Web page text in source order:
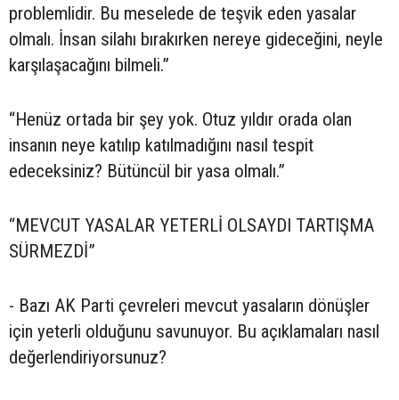
problemlidir. Bu meselede de teşvik eden yasalar
olmalı. İnsan silahı bırakırken nereye gideceğini, neyle
karşılaşacağını bilmeli.”
“Henüz ortada bir şey yok. Otuz yıldır orada olan
insanın neye katılıp katılmadığını nasıl tespit
edeceksiniz? Bütüncül bir yasa olmalı.”
“MEVCUT YASALAR YETERLİ OLSAYDI TARTIŞMA
SÜRMEZDİ”
- Bazı AK Parti çevreleri mevcut yasaların dönüşler
için yeterli olduğunu savunuyor. Bu açıklamaları nasıl
değerlendiriyorsunuz?